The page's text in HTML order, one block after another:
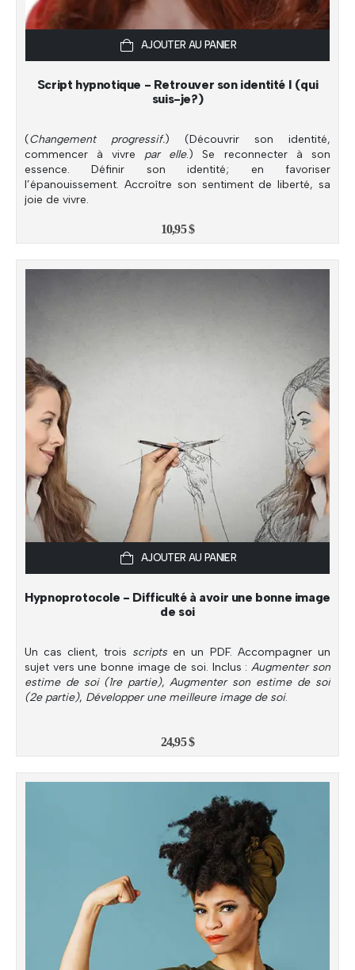
AJOUTER AU PANIER
Script hypnotique - Retrouver son identité I (qui
suis-je?)
(Changement progressif.) (Découvrir son identité,
commencer à vivre par elle.) Se reconnecter à son
essence. Définir son identité; en favoriser
l’épanouissement. Accroître son sentiment de liberté, sa
joie de vivre.
10,95$
AJOUTER AU PANIER
Hypnoprotocole - Difficulté à avoir une bonne image
de soi
Un cas client, trois scripts en un PDF. Accompagner un
sujet vers une bonne image de soi. Inclus : Augmenter son
estime de soi (1re partie), Augmenter son estime de soi
(2e partie), Développer une meilleure image de soi.
24,95$